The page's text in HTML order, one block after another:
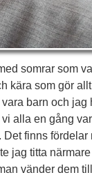
somrar som
kära som gör
vara barn och
alla en gång
finns fördelar
jag titta
vänder dem